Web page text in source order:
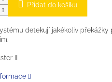
Přidat do košíku
detekují jakékoliv překážky
II